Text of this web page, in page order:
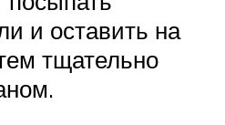
и оставить на
тщательно